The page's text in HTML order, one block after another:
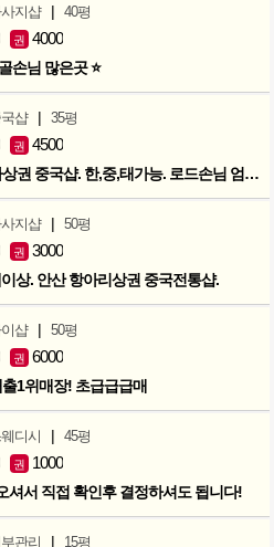
지샵 | 40평
권 4000
손님 많은곳 ⭐
샵 | 35평
권 4500
안양 평촌역 먹자상권 중국샵. 한,중,태가능. 로드손님 엄청많아요!
지샵 | 50평
권 3000
상. 안산 항아리상권 중국전통샵.
샵 | 50평
권 6000
1위매장! 초급급급매
디시 | 45평
권 1000
셔서 직접 확인후 결정하셔도 됩니다!
관리 | 15평